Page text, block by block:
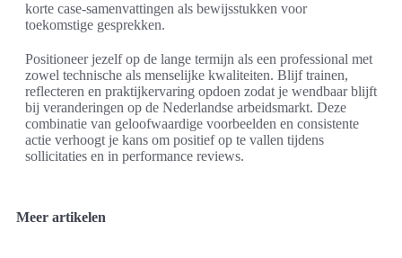
korte case-samenvattingen als bewijsstukken voor
toekomstige gesprekken.
Positioneer jezelf op de lange termijn als een professional met
zowel technische als menselijke kwaliteiten. Blijf trainen,
reflecteren en praktijkervaring opdoen zodat je wendbaar blijft
bij veranderingen op de Nederlandse arbeidsmarkt. Deze
combinatie van geloofwaardige voorbeelden en consistente
actie verhoogt je kans om positief op te vallen tijdens
sollicitaties en in performance reviews.
Meer artikelen